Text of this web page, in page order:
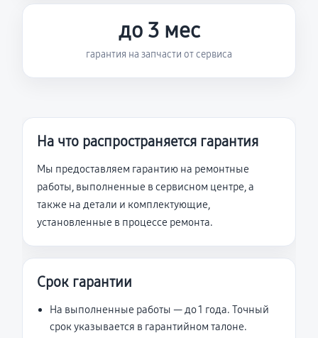
до 3 мес
гарантия на запчасти от сервиса
На что распространяется гарантия
Мы предоставляем гарантию на ремонтные
работы, выполненные в сервисном центре, а
также на детали и комплектующие,
установленные в процессе ремонта.
Срок гарантии
На выполненные работы — до 1 года. Точный
срок указывается в гарантийном талоне.